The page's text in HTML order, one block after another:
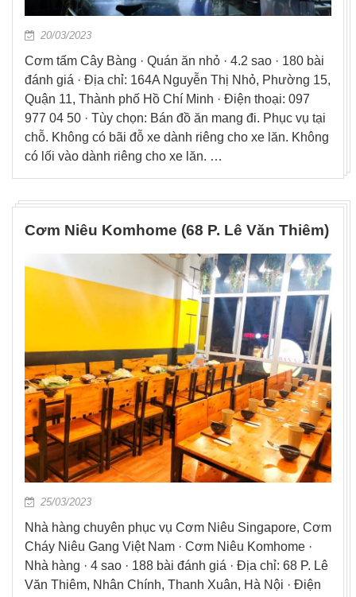
20/03/2023
Cơm tấm Cây Bàng · Quán ăn nhỏ · 4.2 sao · 180 bài
đánh giá · Địa chỉ: 164A Nguyễn Thị Nhỏ, Phường 15,
Quận 11, Thành phố Hồ Chí Minh · Điện thoại: 097
977 04 50 · Tùy chọn: Bán đồ ăn mang đi. Phục vụ tại
chỗ. Không có bãi đỗ xe dành riêng cho xe lăn. Không
có lối vào dành riêng cho xe lăn. …
Cơm Niêu Komhome (68 P. Lê Văn Thiêm)
25/03/2023
Nhà hàng chuyên phục vụ Cơm Niêu Singapore, Cơm
Cháy Niêu Gang Việt Nam · Cơm Niêu Komhome ·
Nhà hàng · 4 sao · 188 bài đánh giá · Địa chỉ: 68 P. Lê
Văn Thiêm, Nhân Chính, Thanh Xuân, Hà Nội · Điện